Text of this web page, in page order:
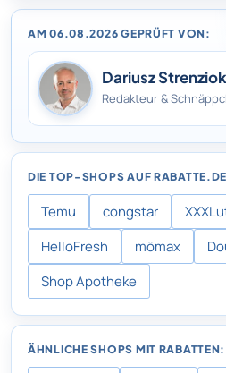
AM 06.08.2026 GEPRÜFT VON:
Dariusz Strenziok
Redakteur &
DIE TOP-SHOPS AUF
Temu congstar
HelloFresh
mömax
Shop Apotheke
ÄHNLICHE SHOPS MIT RABATTEN: